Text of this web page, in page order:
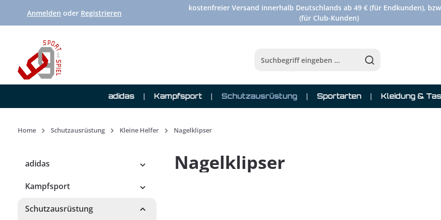
Hauptinhalt springen
Zur Suche springen
Zur Hauptnavigation springen
Anmelden oder Registrieren
kostenfreier Versand innerhalb Deutschlands ab 49 € (für Endkunden),
(für Club-Kunden)
adidas Kampfsport Schutzausrüstung Sportarten Kleidung &
Home Schutzausrüstung Kleine Helfer Nagelklipser
adidas
Kampfsport
Schutzausrüstung
Nagelklipser